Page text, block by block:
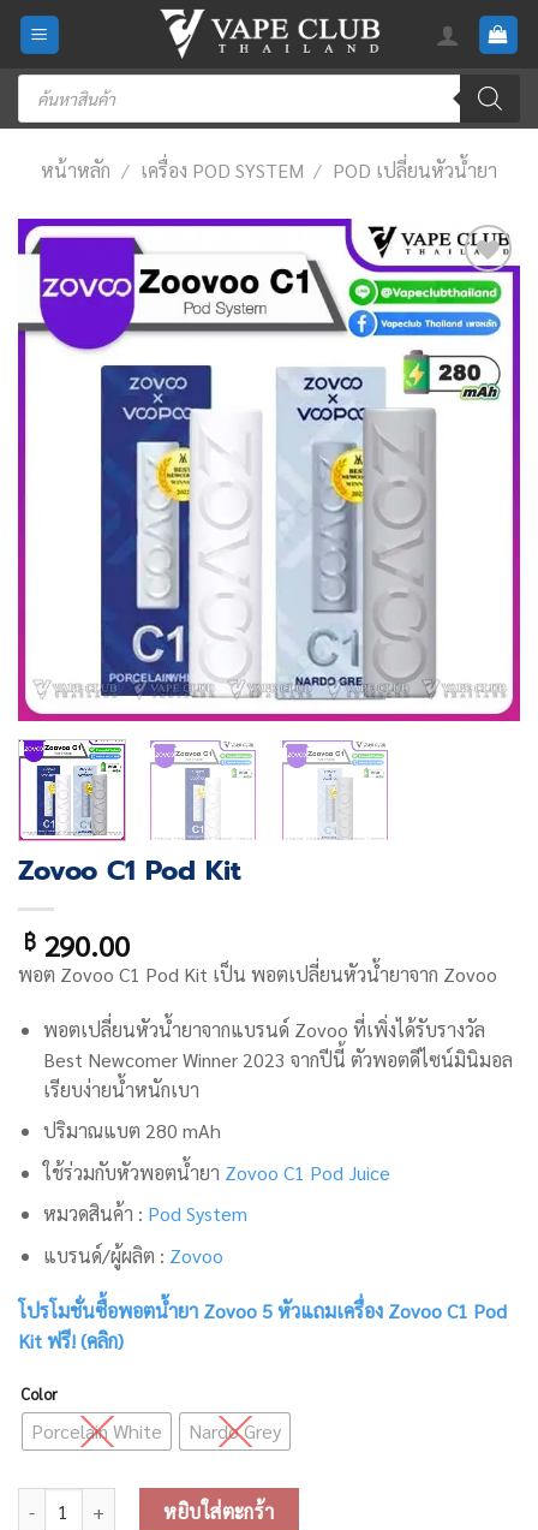
Skip
content
Products
search
หน้าหลัก / เครื่อง POD SYSTEM / POD เปลี่ยนหัวน้ำยา
Add
to
wishlist
Zovoo C1 Pod Kit
฿290.00
พอต Zovoo C1 Pod Kit เป็น พอตเปลี่ยนหัวน้ำยาจาก Zovoo
พอตเปลี่ยนหัวน้ำยาจากแบรนด์ Zovoo ที่เพิ่งได้รับรางวัล
Best Newcomer Winner 2023 จากปีนี้ ตัวพอตดีไซน์มินิมอล
เรียบง่ายน้ำหนักเบา
ปริมาณแบต 280 mAh
ใช้ร่วมกับหัวพอตน้ำยา Zovoo C1 Pod Juice
หมวดสินค้า : Pod System
แบรนด์/ผู้ผลิต : Zovoo
โปรโมชั่นซื้อพอตน้ำยา Zovoo 5 หัวแถมเครื่อง Zovoo C1 Pod
Kit ฟรี! (คลิก)
Color
Porcelain White Nardo Grey
จำนวน Zovoo C1 Pod Kit ชิ้น
หยิบใส่ตะกร้า